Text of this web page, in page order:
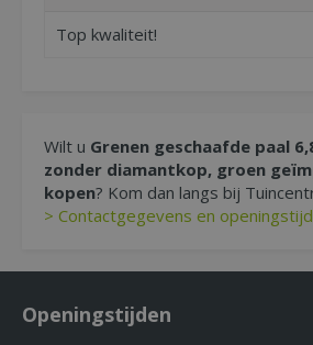
Top kwaliteit!
Wilt u Grenen geschaafde paal
zonder diamantkop, groen
kopen? Kom dan langs bij
> Contactgegevens en
Openingstijden